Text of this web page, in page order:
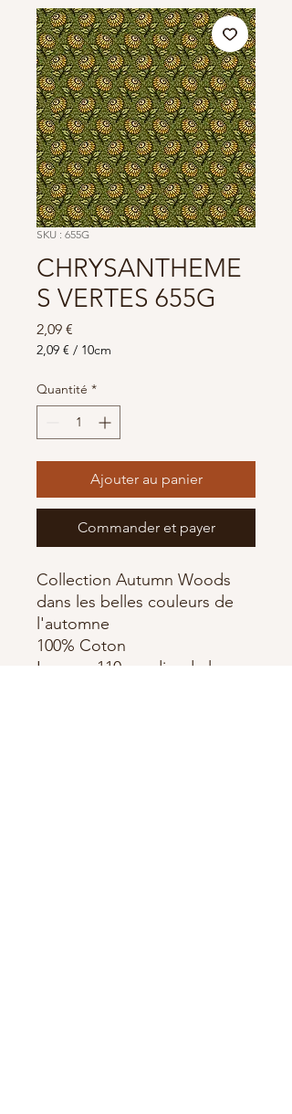
SKU : 655G
CHRYSANTHEME
S VERTES 655G
2,09 €
2,09 € / 10cm
pour
10
Centimètres
Quantité *
Ajouter au panier
Commander et payer
Collection Autumn Woods
dans les belles couleurs de
l'automne
100% Coton
Largeur 110cm, dim de la